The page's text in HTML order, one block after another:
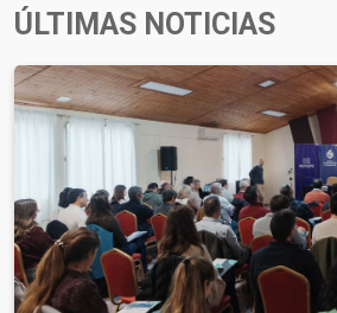
ÚLTIMAS NOTICIAS